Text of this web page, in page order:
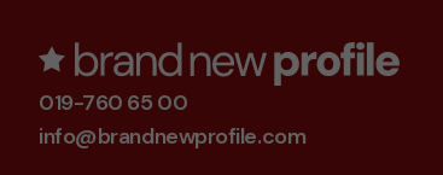
019-760 65 00
info@brandnewprofile.com